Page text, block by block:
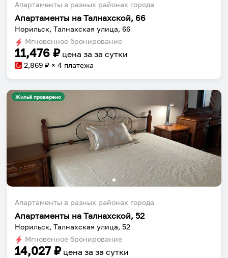
Апартаменты в разных районах города
Апартаменты на Талнахской, 66
Норильск, Талнахская улица, 66
Мгновенное бронирование
11,476 ₽ цена за за сутки
2,869 ₽ × 4 платежа
Жильё проверено
Апартаменты в разных районах города
Апартаменты на Талнахской, 52
Норильск, Талнахская улица, 52
Мгновенное бронирование
14,027 ₽ цена за за сутки